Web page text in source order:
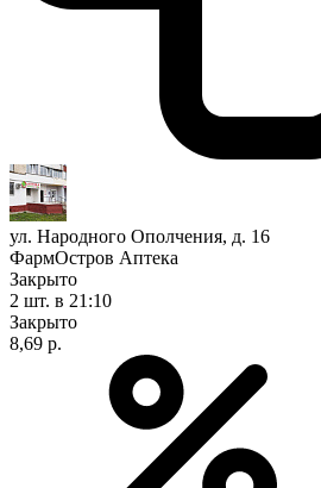
ул. Народного Ополчения, д. 16
ФармОстров Аптека
Закрыто
2 шт. в 21:10
Закрыто
8,69 р.